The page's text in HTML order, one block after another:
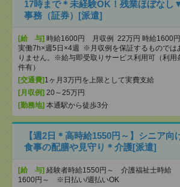
17時まで＊未経験OK！残業ほぼなし
事務（証券）[派遣]
[給 与] 時給1600円 月収例 22万円 時給1600
実働7h×週5日×4週 ※月収例を保証するものでは
りません。※給与即受取りサービス利用可（利用
件有）
[交通費]1ヶ月3万円を上限として実費支給
[月収例] 20～25万円
[勤務地] 本通駅から徒歩3分
【週2日＊高時給1550円～】シニア向
食事の配膳や見守り＊介護[派遣]
[給 与] 経験者時給1550円～ 介護福祉士時給
1600円～ ※日払い/週払いOK